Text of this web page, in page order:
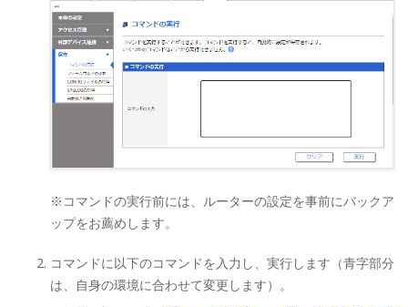
※コマンドの実行前には、ルーターの設定を事前にバックア
ップをお薦めします。
コマンドに以下のコマンドを入力し、実行します（青字部分
は、自身の環境に合わせて変更します）。